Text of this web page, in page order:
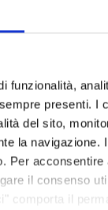
funzionalità,
presenti. I
del sito,
la
Per
il consenso
comporta il